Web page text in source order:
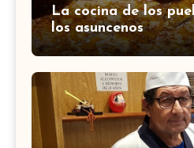
La cocina de los
los asuncenos